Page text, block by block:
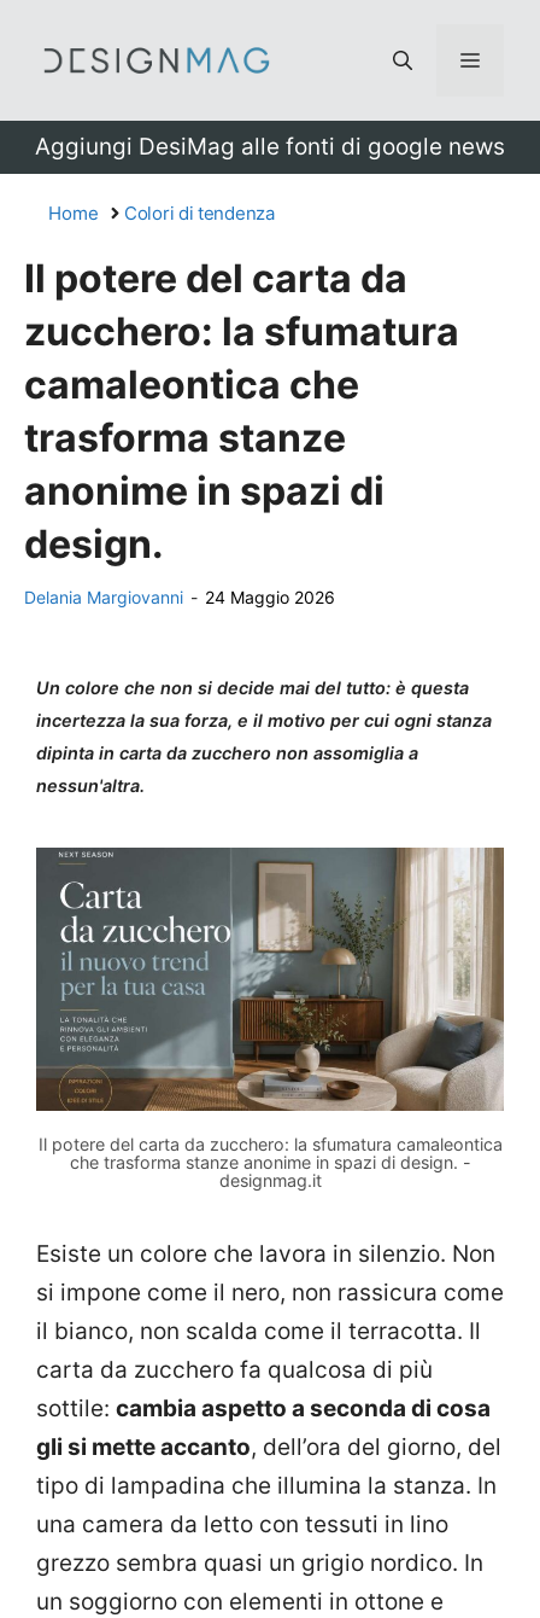
Menu
Aggiungi DesiMag alle fonti di google news
Home Colori di tendenza
Il potere del carta da
zucchero: la sfumatura
camaleontica che
trasforma stanze
anonime in spazi di
design.
Delania Margiovanni - 24 Maggio 2026
Un colore che non si decide mai del tutto: è questa
incertezza la sua forza, e il motivo per cui ogni stanza
dipinta in carta da zucchero non assomiglia a
nessun'altra.
Il potere del carta da zucchero: la sfumatura camaleontica
che trasforma stanze anonime in spazi di design. -
designmag.it
Esiste un colore che lavora in silenzio. Non
si impone come il nero, non rassicura come
il bianco, non scalda come il terracotta. Il
carta da zucchero fa qualcosa di più
sottile: cambia aspetto a seconda di cosa
gli si mette accanto, dell’ora del giorno, del
tipo di lampadina che illumina la stanza. In
una camera da letto con tessuti in lino
grezzo sembra quasi un grigio nordico. In
un soggiorno con elementi in ottone e